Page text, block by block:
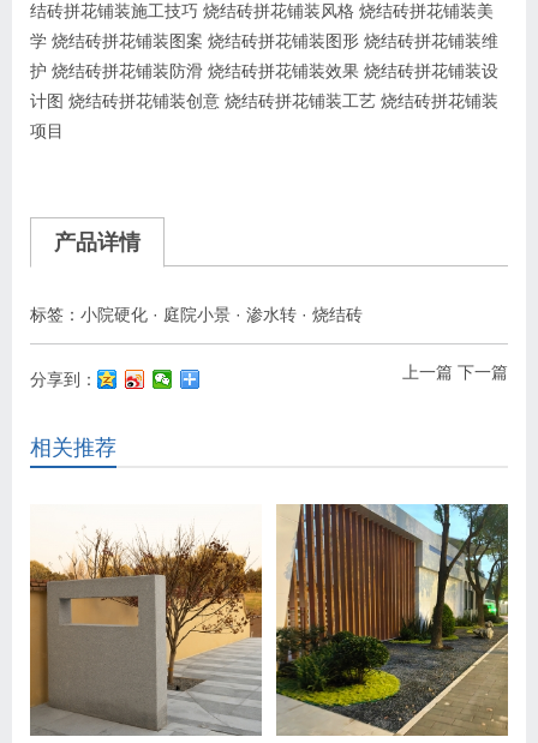
结砖拼花铺装施工技巧 烧结砖拼花铺装风格 烧结砖拼花铺装美
学 烧结砖拼花铺装图案 烧结砖拼花铺装图形 烧结砖拼花铺装维
护 烧结砖拼花铺装防滑 烧结砖拼花铺装效果 烧结砖拼花铺装设
计图 烧结砖拼花铺装创意 烧结砖拼花铺装工艺 烧结砖拼花铺装
项目
产品详情
标签： 小院硬化 · 庭院小景 · 渗水转 · 烧结砖
上一篇 下一篇
分享到：
相关推荐